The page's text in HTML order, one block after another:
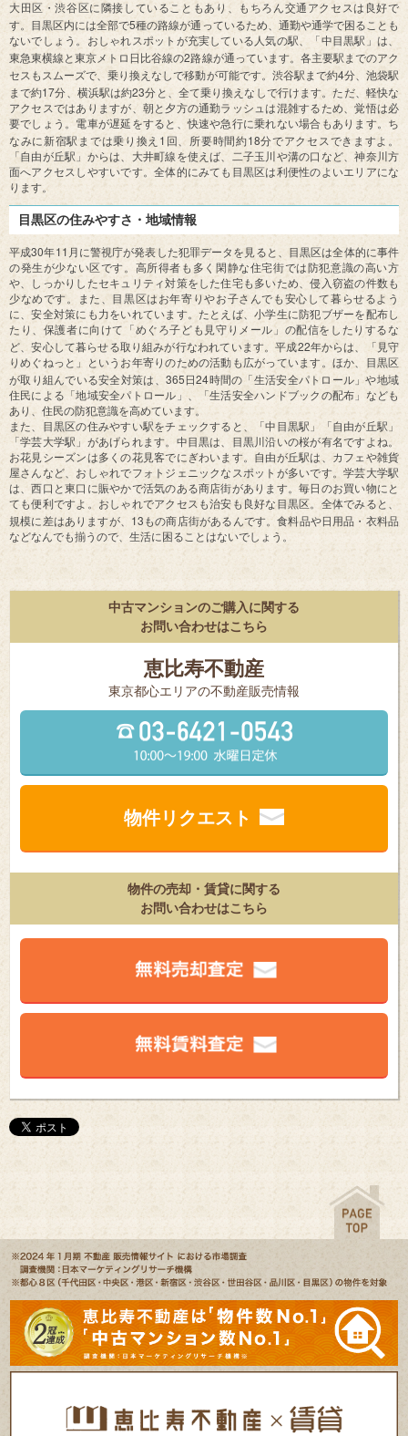
大田区・渋谷区に隣接していることもあり、もちろん交通アクセスは良好で
す。目黒区内には全部で5種の路線が通っているため、通勤や通学で困ることも
ないでしょう。おしゃれスポットが充実している人気の駅、「中目黒駅」は、
東急東横線と東京メトロ日比谷線の2路線が通っています。各主要駅までのアク
セスもスムーズで、乗り換えなしで移動が可能です。渋谷駅まで約4分、池袋駅
まで約17分、横浜駅は約23分と、全て乗り換えなしで行けます。ただ、軽快な
アクセスではありますが、朝と夕方の通勤ラッシュは混雑するため、覚悟は必
要でしょう。電車が遅延をすると、快速や急行に乗れない場合もあります。ち
なみに新宿駅までは乗り換え 1 回、所要時間約18分でアクセスできますよ。
「自由が丘駅」からは、大井町線を使えば、二子玉川や溝の口など、神奈川方
面へアクセスしやすいです。全体的にみても目黒区は利便性のよいエリアにな
ります。
目黒区の住みやすさ・地域情報
平成30年11 月に警視庁が発表した犯罪データを見ると、目黒区は全体的に事件
の発生が少ない区です。高所得者も多く閑静な住宅街では防犯意識の高い方
や、しっかりしたセキュリティ対策をした住宅も多いため、侵入窃盗の件数も
少なめです。また、目黒区はお年寄りやお子さんでも安心して暮らせるよう
に、安全対策にも力をいれています。たとえば、小学生に防犯ブザーを配布し
たり、保護者に向けて「めぐろ子ども見守りメール」の配信をしたりするな
ど、安心して暮らせる取り組みが行なわれています。平成22年からは、「見守
りめぐねっと」というお年寄りのための活動も広がっています。ほか、目黒区
が取り組んでいる安全対策は、 365 日24時間の「生活安全パトロール」や地域
住民による「地域安全パトロール」、「生活安全ハンドブックの配布」なども
あり、住民の防犯意識を高めています。
また、目黒区の住みやすい駅をチェックすると、「中目黒駅」「自由が丘駅」
「学芸大学駅」があげられます。中目黒は、目黒川沿いの桜が有名ですよね。
お花見シーズンは多くの花見客でにぎわいます。自由が丘駅は、カフェや雑貨
屋さんなど、おしゃれでフォトジェニックなスポットが多いです。学芸大学駅
は、西口と東口に賑やかで活気のある商店街があります。毎日のお買い物にと
ても便利ですよ。おしゃれでアクセスも治安も良好な目黒区。全体でみると、
規模に差はありますが、 13 もの商店街があるんです。食料品や日用品・衣料品
などなんでも揃うので、生活に困ることはないでしょう。
中古マンションのご購入に関する
お問い合わせはこちら
恵比寿不動産
東京都⼼エリアの不動産販売情報
物件リクエスト
物件の売却・賃貸に関する
お問い合わせはこちら